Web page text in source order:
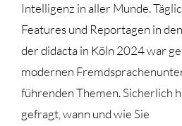
Intelligenz in aller Munde.
Features und Reportagen in
der didacta in Köln 2024 war
modernen
führenden Themen. Sicherlich
gefragt, wann und wie Sie